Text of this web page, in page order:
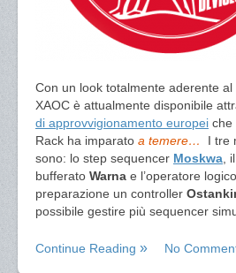
Con un look totalmente aderente al
XAOC è attualmente disponibile
di approvvigionamento europei che
Rack ha imparato a temere…
I tre
sono: lo step sequencer Moskwa ,
bufferato Warna e l’operatore logico
preparazione un controller
possibile gestire più sequencer
Continue Reading No